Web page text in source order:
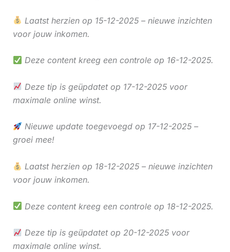
Laatst herzien op 15-12-2025 – nieuwe inzichten
voor jouw inkomen.
Deze content kreeg een controle op 16-12-2025.
Deze tip is geüpdatet op 17-12-2025 voor
maximale online winst.
Nieuwe update toegevoegd op 17-12-2025 –
groei mee!
Laatst herzien op 18-12-2025 – nieuwe inzichten
voor jouw inkomen.
Deze content kreeg een controle op 18-12-2025.
Deze tip is geüpdatet op 20-12-2025 voor
maximale online winst.